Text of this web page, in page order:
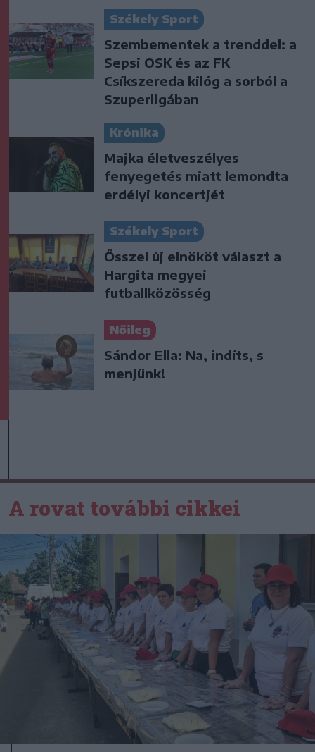
Székely Sport
Szembementek a trenddel: a
Sepsi OSK és az FK
Csíkszereda kilóg a sorból a
Szuperligában
Krónika
Majka életveszélyes
fenyegetés miatt lemondta
erdélyi koncertjét
Székely Sport
Ősszel új elnököt választ a
Hargita megyei
futballközösség
Nőileg
Sándor Ella: Na, indíts, s
menjünk!
A rovat további cikkei